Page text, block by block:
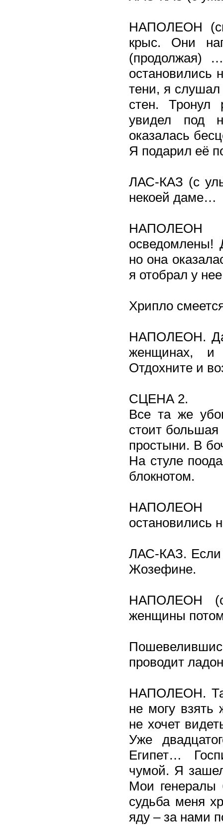
НАПОЛЕОН
крыс. Они
(продолжая)
остановились
тени, я
стен.
увидел под
оказалась
Я подарил её
ЛАС-КАЗ (с
некоей даме…
НАПОЛЕОН
осведомлены!
но она
я отобрал у
Хрипло
НАПОЛЕОН.
женщинах, и
Отдохните и
CЦЕНА 2.
Все та же
стоит большая
простыни. В
На стуле
блокнотом.
НАПОЛЕОН
остановились
ЛАС-КАЗ. Если
Жозефине.
НАПОЛЕОН
женщины
проводит
НАПОЛЕОН.
не могу взять
не хочет
Уже
Египет…
чумой. Я
Мои генералы
судьба меня
яду – за нами